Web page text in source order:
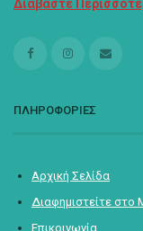
Διαβάστε
ΠΛΗΡΟΦΟΡΙΕΣ
Αρχική Σελίδα
Διαφημιστείτε στο
Επικοινωνία